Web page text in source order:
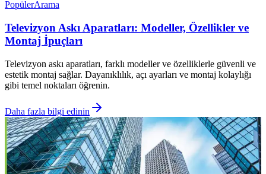
PopülerArama
Televizyon Askı Aparatları: Modeller, Özellikler ve
Montaj İpuçları
Televizyon askı aparatları, farklı modeller ve özelliklerle güvenli ve
estetik montaj sağlar. Dayanıklılık, açı ayarları ve montaj kolaylığı
gibi temel noktaları öğrenin.
Daha fazla bilgi edinin